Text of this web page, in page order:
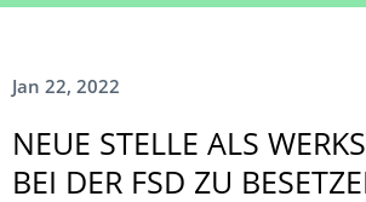
Jan 22, 2022
NEUE STELLE ALS
BEI DER FSD ZU